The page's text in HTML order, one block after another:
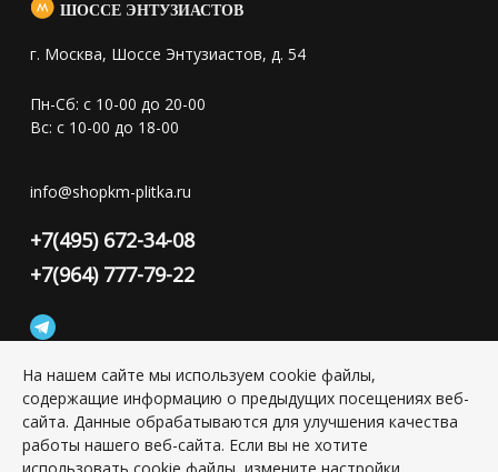
ШОССЕ ЭНТУЗИАСТОВ
г. Москва, Шоссе Энтузиастов, д. 54
Пн-Сб: с 10-00 до 20-00
Вс: с 10-00 до 18-00
info@shopkm-plitka.ru
+7(495) 672-34-08
+7(964) 777-79-22
Конфиденциальность персональной информации
На нашем сайте мы используем cookie файлы,
содержащие информацию о предыдущих посещениях веб-
сайта. Данные обрабатываются для улучшения качества
работы нашего веб-сайта. Если вы не хотите